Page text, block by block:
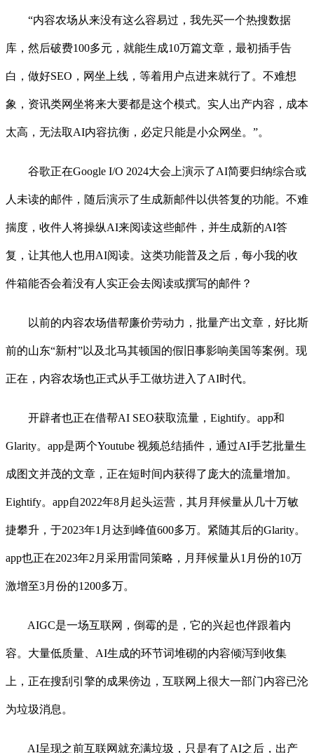
“内容农场从来没有这么容易过，我先买一个热搜数据
库，然后破费100多元，就能生成10万篇文章，最初插手告
白，做好SEO，网坐上线，等着用户点进来就行了。不难想
象，资讯类网坐将来大要都是这个模式。实人出产内容，成本
太高，无法取AI内容抗衡，必定只能是小众网坐。”。
谷歌正在Google I/O 2024大会上演示了AI简要归纳综合或
人未读的邮件，随后演示了生成新邮件以供答复的功能。不难
揣度，收件人将操纵AI来阅读这些邮件，并生成新的AI答
复，让其他人也用AI阅读。这类功能普及之后，每小我的收
件箱能否会着没有人实正会去阅读或撰写的邮件？
以前的内容农场借帮廉价劳动力，批量产出文章，好比斯
前的山东“新村”以及北马其顿国的假旧事影响美国等案例。现
正在，内容农场也正式从手工做坊进入了AI时代。
开辟者也正在借帮AI SEO获取流量，Eightify。app和
Glarity。app是两个Youtube 视频总结插件，通过AI手艺批量生
成图文并茂的文章，正在短时间内获得了庞大的流量增加。
Eightify。app自2022年8月起头运营，其月拜候量从几十万敏
捷攀升，于2023年1月达到峰值600多万。紧随其后的Glarity。
app也正在2023年2月采用雷同策略，月拜候量从1月份的10万
激增至3月份的1200多万。
AIGC是一场互联网，倒霉的是，它的兴起也伴跟着内
容。大量低质量、AI生成的环节词堆砌的内容倾泻到收集
上，正在搜刮引擎的成果傍边，互联网上很大一部门内容已沦
为垃圾消息。
AI呈现之前互联网就充满垃圾，只是有了AI之后，出产